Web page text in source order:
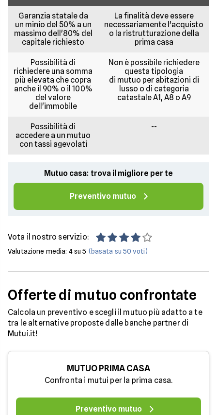
Garanzia statale da
un minio del 50% a un
massimo dell'80% del
capitale richiesto
La finalità deve essere
necessariamente l'acquisto
o la ristrutturazione della
prima casa
Possibilità di
richiedere una somma
più elevata che copra
anche il 90% o il 100%
del valore
dell'immobile
Non è possibile richiedere
questa tipologia
di mutuo per abitazioni di
lusso o di categoria
catastale A1, A8 o A9
Possibilità di
accedere a un mutuo
con tassi agevolati
--
Mutuo casa: trova il migliore per te
Preventivo mutuo
Vota il nostro servizio:
Valutazione media: 4su 5 (basata su50 voti)
Offerte di mutuo confrontate
Calcola un preventivo e scegli il mutuo più adatto a te
tra le alternative proposte dalle banche partner di
Mutui.it!
MUTUO PRIMA CASA
Confronta i mutui per la prima casa.
Preventivo mutuo